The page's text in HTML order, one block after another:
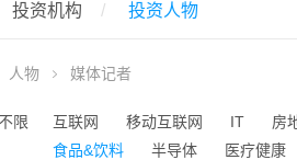
投资机构 / 投资人物
人物 媒体记者
不限 互联网 移动互联网 IT 房
食品&饮料
半导体 医疗健康